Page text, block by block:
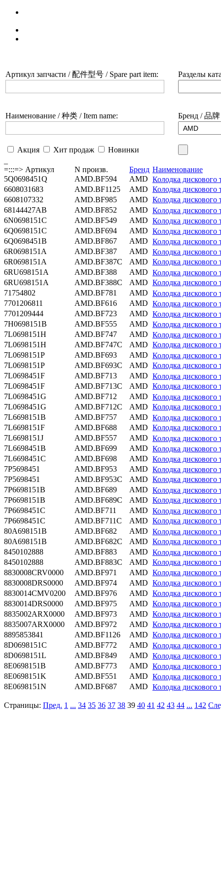
Артикул запчасти / 配件型号 / Spare part item: Разделы
Наименование / 种类 / Item name: Бренд / 品
Акция Хит продаж
Новинки
=:::=> Артикул
N произв. Бренд Наименование
5Q0698451Q
AMD.BF594 AMD Колодка
6608031683
AMD.BF1125 AMD Колодка
6608107332
AMD.BF985 AMD Колодка
68144427AB
AMD.BF852 AMD Колодка
6N0698151C
AMD.BF549 AMD Колодка
6Q0698151C
AMD.BF694 AMD Колодка
6Q0698451B
AMD.BF867 AMD Колодка
6R0698151A
AMD.BF387 AMD Колодка
6R0698151A
AMD.BF387C AMD Колодка
6RU698151A
AMD.BF388 AMD Колодка
6RU698151A
AMD.BF388C AMD Колодка
71754802
AMD.BF781 AMD Колодка
7701206811
AMD.BF616 AMD Колодка
7701209444
AMD.BF723 AMD Колодка
7H0698151B
AMD.BF555 AMD Колодка
7L0698151H
AMD.BF747 AMD Колодка
7L0698151H
AMD.BF747C AMD Колодка
7L0698151P
AMD.BF693 AMD Колодка
7L0698151P
AMD.BF693C AMD Колодка
7L0698451F
AMD.BF713 AMD Колодка
7L0698451F
AMD.BF713C AMD Колодка дискового
7L0698451G
AMD.BF712 AMD Колодка
7L0698451G
AMD.BF712C AMD Колодка дискового
7L6698151B
AMD.BF757 AMD Колодка
7L6698151F
AMD.BF688 AMD Колодка
7L6698151J
AMD.BF557 AMD Колодка
7L6698451B
AMD.BF699 AMD Колодка
7L6698451C
AMD.BF698 AMD Колодка
7P5698451
AMD.BF953 AMD Колодка
7P5698451
AMD.BF953C AMD Колодка дискового
7P6698151B
AMD.BF689 AMD Колодка
7P6698151B
AMD.BF689C AMD Колодка
7P6698451C
AMD.BF711 AMD Колодка
7P6698451C
AMD.BF711C AMD Колодка дискового
80A698151B
AMD.BF682 AMD Колодка
80A698151B
AMD.BF682C AMD Колодка
8450102888
AMD.BF883 AMD Колодка
8450102888
AMD.BF883C AMD Колодка дискового
8830008CRV0000
AMD.BF971 AMD Колодка
8830008DRS0000
AMD.BF974 AMD Колодка
8830014CMV0200
AMD.BF976 AMD Колодка
8830014DRS0000
AMD.BF975 AMD Колодка дискового
8835002ARX0000
AMD.BF973 AMD Колодка
8835007ARX0000
AMD.BF972 AMD Колодка
8895853841
AMD.BF1126 AMD Колодка
8D0698151C
AMD.BF772 AMD Колодка
8D0698151L
AMD.BF849 AMD Колодка
8E0698151B
AMD.BF773 AMD Колодка
8E0698151K
AMD.BF551 AMD Колодка
8E0698151N
AMD.BF687 AMD Колодка
Страницы: Пред. 1 ... 34 35 36 37 38 39 40 41 42 43 44 ... 142